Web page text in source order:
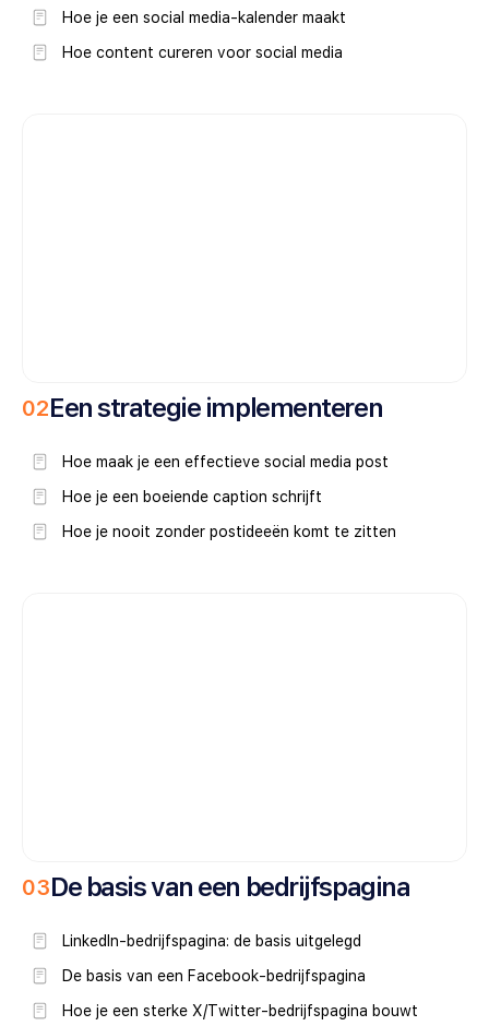
Hoe je een social media-kalender maakt
Hoe content cureren voor social media
02Een strategie implementeren
Hoe maak je een effectieve social media post
Hoe je een boeiende caption schrijft
Hoe je nooit zonder postideeën komt te zitten
03De basis van een bedrijfspagina
LinkedIn-bedrijfspagina: de basis uitgelegd
De basis van een Facebook-bedrijfspagina
Hoe je een sterke X/Twitter-bedrijfspagina bouwt